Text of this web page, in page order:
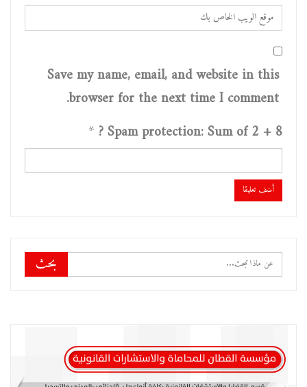
Save my name, email, and website in this
browser for the next time I comment.
Spam protection: Sum of 2 + 8 ?
*